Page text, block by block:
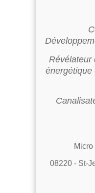
Révélateur
énergétique
08220 - St-